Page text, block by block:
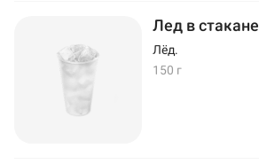
Лед в стакане
Лёд.
150 г